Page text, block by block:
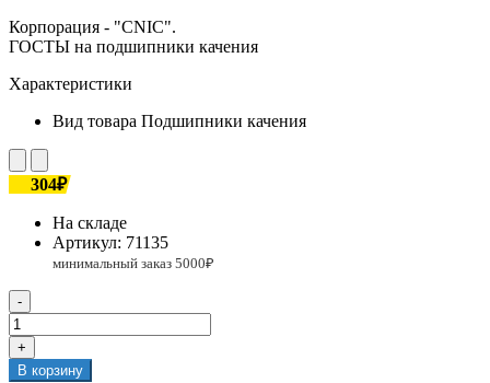
Корпорация - "CNIC".
ГОСТЫ на подшипники качения
Характеристики
Вид товара Подшипники качения
304₽
На складе
Артикул: 71135
-
+
В корзину